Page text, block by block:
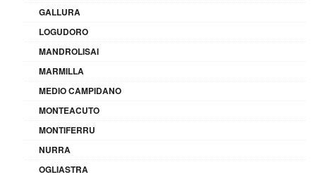
GALLURA
LOGUDORO
MANDROLISAI
MARMILLA
MEDIO CAMPIDANO
MONTEACUTO
MONTIFERRU
NURRA
OGLIASTRA